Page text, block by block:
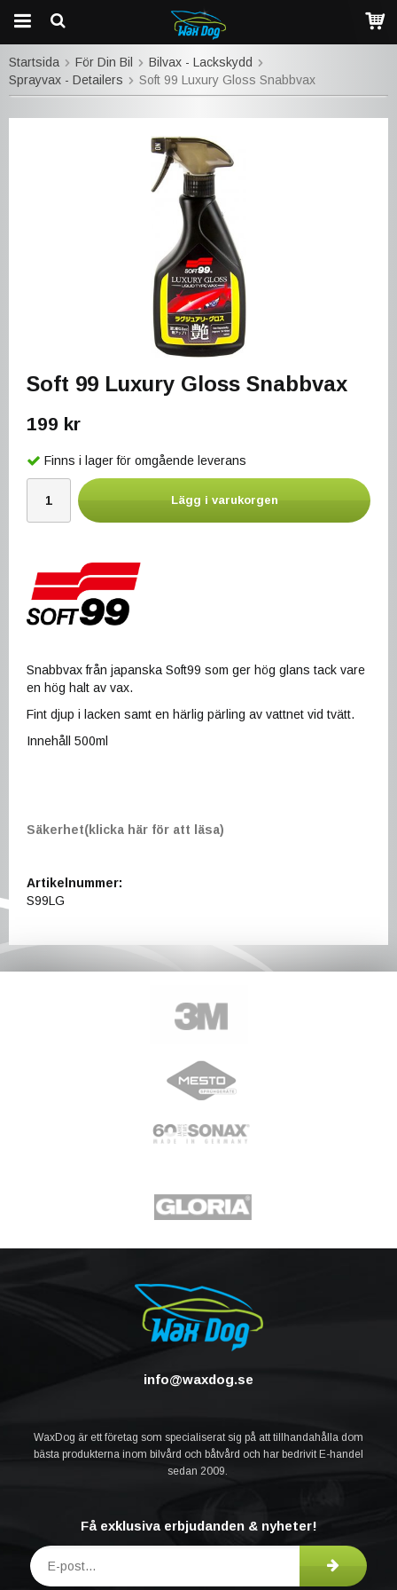
Startsida För Din Bil
Bilvax - Lackskydd
Sprayvax - Detailers
Soft 99 Luxury Gloss Snabbvax
Soft 99 Luxury Gloss Snabbvax
199 kr
Finns i lager för omgående leverans
Lägg i varukorgen
Snabbvax från japanska Soft99 som ger hög glans tack vare
en hög halt av vax.
Fint djup i lacken samt en härlig pärling av vattnet vid tvätt.
Innehåll 500ml
Säkerhet(klicka här för att läsa)
Artikelnummer:
S99LG
info@waxdog.se
WaxDog är ett företag som specialiserat sig på att tillhandahålla dom
bästa produkterna inom bilvård och båtvård och har bedrivit E-handel
sedan 2009.
Få exklusiva erbjudanden & nyheter!